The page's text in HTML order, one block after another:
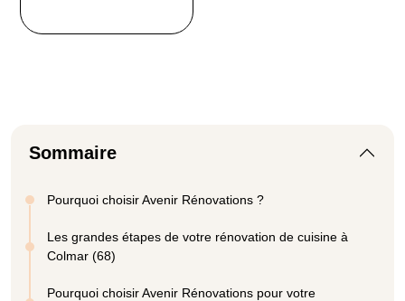
Sommaire
Pourquoi choisir Avenir Rénovations ?
Les grandes étapes de votre rénovation de cuisine à
Colmar (68)
Pourquoi choisir Avenir Rénovations pour votre